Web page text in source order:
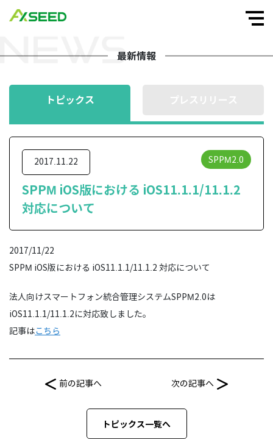
最新情報
トピックス
2017.11.22 SPPM2.0
SPPM iOS版における iOS11.1.1/11.1.2
対応について
2017/11/22
SPPM iOS版における iOS11.1.1/11.1.2 対応について
法人向けスマートフォン統合管理システムSPPM2.0は
iOS11.1.1/11.1.2に対応致しました。
記事はこちら
前の記事へ 次の記事へ
トピックス一覧へ